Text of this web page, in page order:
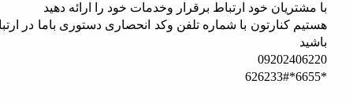
خود ارتباط برقرار وخدمات خود را ارائه دهید
کنارتون با شماره تلفن وکد انحصاری دستوری باما در ارتباط